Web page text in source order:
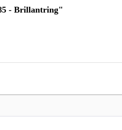
- Brillantring"